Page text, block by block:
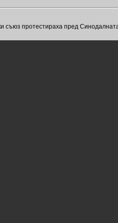
съюз протестираха пред